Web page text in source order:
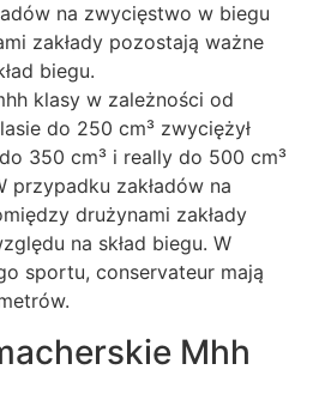
na zwycięstwo w biegu
zakłady pozostają ważne
biegu.
klasy w zależności od
do 250 cm³ zwyciężył
350 cm³ i really do 500 cm³
przypadku zakładów na
drużynami zakłady
na skład biegu. W
sportu, conservateur mają
Mhh